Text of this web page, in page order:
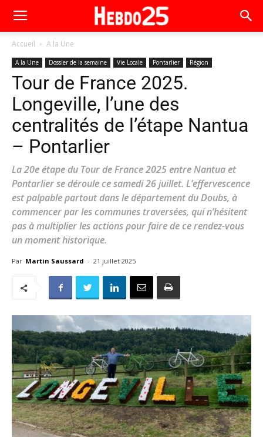
Accueil A la Une
A la Une Dossier de la semaine Vie Locale Pontarlier Région
Tour de France 2025.
Longeville, l’une des
centralités de l’étape Nantua
– Pontarlier
La 20e étape du Tour de France 2025 entre Nantua et
Pontarlier se déroule ce samedi 26 juillet. L’effervescence
est palpable partout dans le département du Doubs, à
commencer par les communes traversées, qui n’hésitent
pas à multiplier les actions pour faire de ce rendez-vous
un moment historique.
Par Martin Saussard - 21 juillet 2025